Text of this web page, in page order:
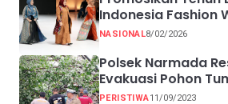
Indonesia Fashion
NASIONAL8/02/2026
Polsek Narmada
Evakuasi Pohon
PERISTIWA11/09/2023